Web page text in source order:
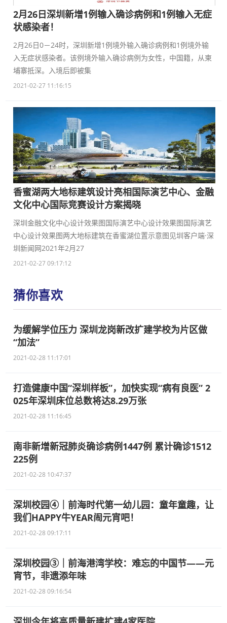
2月26日深圳新增1例输入确诊病例和1例输入无症
状感染者！
2月26日0－24时，深圳新增1例境外输入确诊病例和1例境外输
入无症状感染者。该例境外输入确诊病例为女性，中国籍，从柬
埔寨抵深。入境后即被集
2021-02-27 11:16:15
香蜜湖两大地标建筑设计亮相国际演艺中心、金融
文化中心国际竞赛设计方案揭晓
深圳金融文化中心设计效果图国际演艺中心设计效果图国际演艺
中心设计效果图两大地标建筑在香蜜湖位置示意图见圳客户端·深
圳新闻网2021年2月27
2021-02-27 09:17:12
猜你喜欢
为缓解学位压力 深圳龙岗新改扩建学校为片区做
“加法”
2021-02-28 11:17:01
打造健康中国“深圳样板”，加快实现“病有良医” 2
025年深圳床位总数将达8.29万张
2021-02-28 11:16:45
南非新增新冠肺炎确诊病例1447例 累计确诊1512
225例
2021-02-28 10:47:37
深圳校园④｜前海时代第一幼儿园：童年童趣，让
我们HAPPY牛YEAR闹元宵吧！
2021-02-28 09:17:11
深圳校园③｜前海港湾学校：难忘的中国节——元
宵节，非遗添年味
2021-02-28 09:16:54